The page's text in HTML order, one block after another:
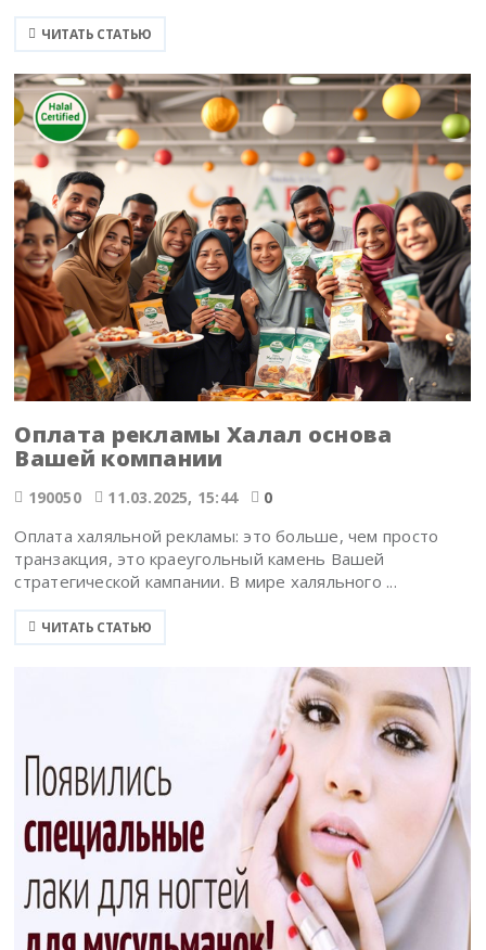
ЧИТАТЬ СТАТЬЮ
Оплата рекламы Халал основа
Вашей компании
190050 11.03.2025, 15:44 0
Оплата халяльной рекламы: это больше, чем просто
транзакция, это краеугольный камень Вашей
стратегической кампании. В мире халяльного ...
ЧИТАТЬ СТАТЬЮ